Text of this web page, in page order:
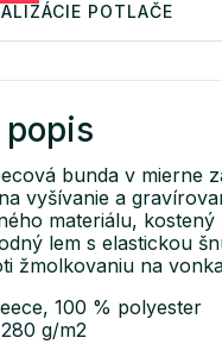
POTLAČE
popis
bunda v mierne
vyšívanie a
materiálu,
lem s elastickou
žmolkovaniu na
100 % polyester
g/m2